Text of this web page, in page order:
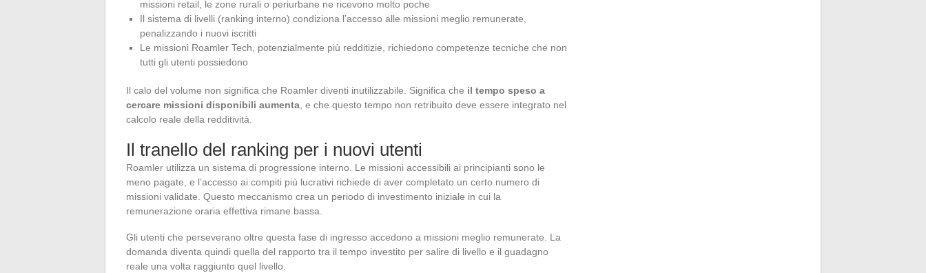
missioni retail, le zone rurali o periurbane ne ricevono molto poche
Il sistema di livelli (ranking interno) condiziona l’accesso alle missioni meglio remunerate,
penalizzando i nuovi iscritti
Le missioni Roamler Tech, potenzialmente più redditizie, richiedono competenze tecniche che non
tutti gli utenti possiedono
Il calo del volume non significa che Roamler diventi inutilizzabile. Significa che il tempo speso a
cercare missioni disponibili aumenta, e che questo tempo non retribuito deve essere integrato nel
calcolo reale della redditività.
Il tranello del ranking per i nuovi utenti
Roamler utilizza un sistema di progressione interno. Le missioni accessibili ai principianti sono le
meno pagate, e l’accesso ai compiti più lucrativi richiede di aver completato un certo numero di
missioni validate. Questo meccanismo crea un periodo di investimento iniziale in cui la
remunerazione oraria effettiva rimane bassa.
Gli utenti che perseverano oltre questa fase di ingresso accedono a missioni meglio remunerate. La
domanda diventa quindi quella del rapporto tra il tempo investito per salire di livello e il guadagno
reale una volta raggiunto quel livello.